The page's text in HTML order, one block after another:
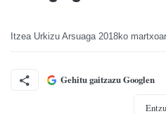
Itzea Urkizu Arsuaga 2018ko
Gehitu gaitzazu Googlen